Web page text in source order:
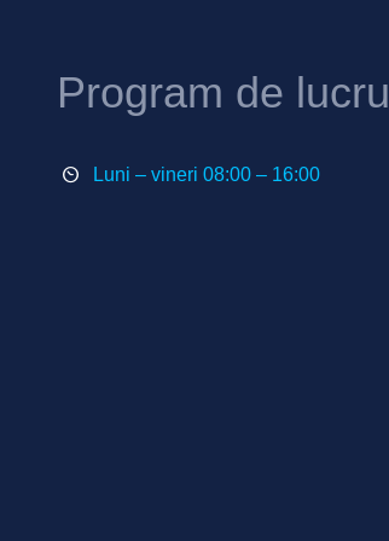
Program de lucru
Luni – vineri 08:00 – 16:00